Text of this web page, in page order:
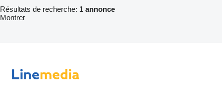
Résultats de recherche: 1 annonce
Montrer